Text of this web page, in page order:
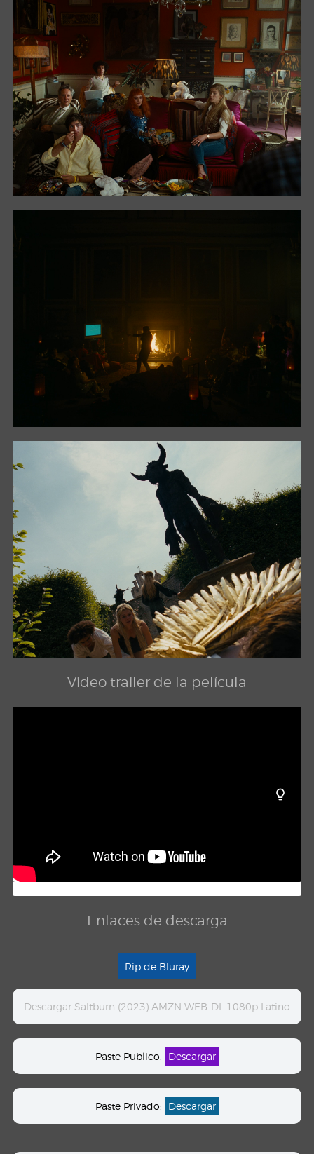
Video trailer de la película
Enlaces de descarga
Rip de Bluray
Descargar Saltburn (2023) AMZN WEB-DL 1080p Latino
Paste Publico: Descargar
Paste Privado: Descargar